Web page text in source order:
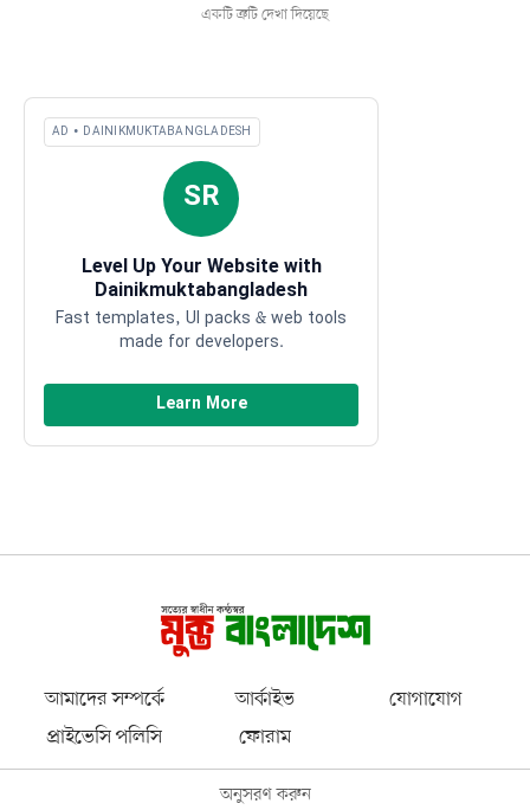
একটি ত্রুটি দেখা দিয়েছে
AD • DAINIKMUKTABANGLADESH
SR
Level Up Your Website with
Dainikmuktabangladesh
Fast templates, UI packs & web tools
made for developers.
Learn More
আমাদের সম্পর্কে আর্কাইভ
যোগাযোগ
প্রাইভেসি পলিসি
ফোরাম
অনুসরণ করুন